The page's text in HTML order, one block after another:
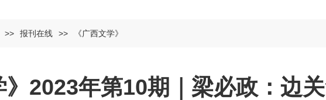
>> 报刊在线 >> 《广西文学》
》2023年第10期｜梁必政：边